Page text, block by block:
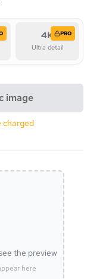
PRO
4K
Ultra detail
image
charged
the preview
here